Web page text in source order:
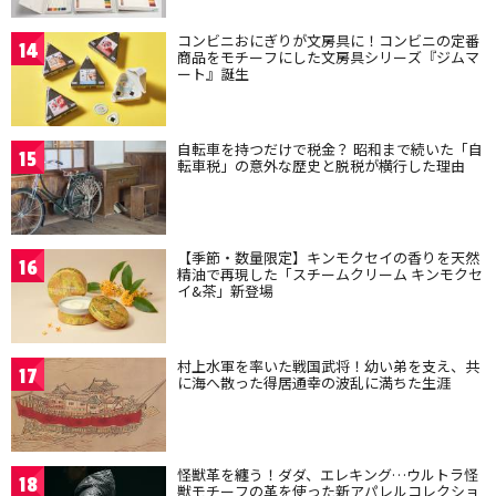
14 コンビニおにぎりが文房具に！コンビニの定番
商品をモチーフにした文房具シリーズ『ジムマ
ート』誕生
15 自転車を持つだけで税金？ 昭和まで続いた「自
転車税」の意外な歴史と脱税が横行した理由
16 【季節・数量限定】キンモクセイの香りを天然
精油で再現した「スチームクリーム キンモクセ
イ&茶」新登場
17 村上水軍を率いた戦国武将！幼い弟を支え、共
に海へ散った得居通幸の波乱に満ちた生涯
18 怪獣革を纏う！ダダ、エレキング…ウルトラ怪
獣モチーフの革を使った新アパレルコレクショ